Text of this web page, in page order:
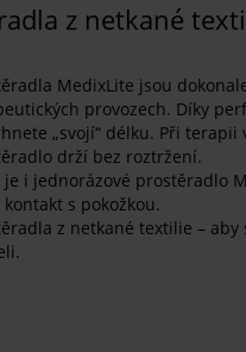
z netkané
MedixLite jsou
provozech. Díky
„svojí“ délku. Při terapii
drží bez roztržení.
je i jednorázové prostěradlo
s pokožkou.
z netkané textilie – aby